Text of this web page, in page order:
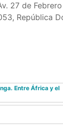
27 de
República
Entre África y el